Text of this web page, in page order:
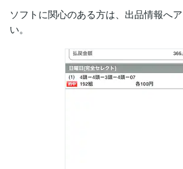
ソフトに関心のある方は、出品情報へ
い。